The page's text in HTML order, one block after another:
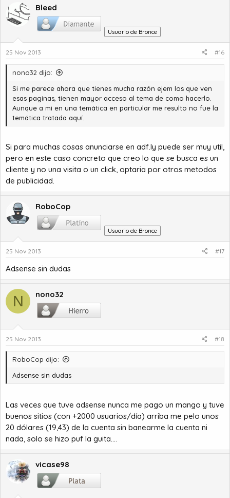
Bleed
Usuario de Bronce
25 Nov 2013 #16
nono32 dijo:
Si me parece ahora que tienes mucha razón ejem los que ven
esas paginas, tienen mayor acceso al tema de como hacerlo.
Aunque a mi en una temática en particular me resulto no fue la
temática tratada aquí.
Si para muchas cosas anunciarse en adf.ly puede ser muy util,
pero en este caso concreto que creo lo que se busca es un
cliente y no una visita o un click, optaria por otros metodos
de publicidad.
RoboCop
Usuario de Bronce
25 Nov 2013 #17
Adsense sin dudas
N nono32
25 Nov 2013 #18
RoboCop dijo:
Adsense sin dudas
Las veces que tuve adsense nunca me pago un mango y tuve
buenos sitios (con +2000 usuarios/día) arriba me pelo unos
20 dólares (19,43) de la cuenta sin banearme la cuenta ni
nada, solo se hizo puf la guita....
vicase98